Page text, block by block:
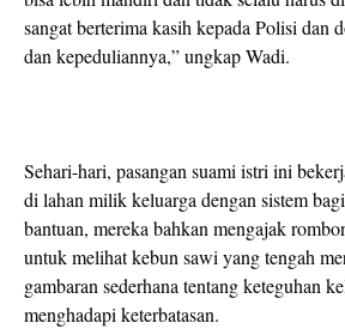
sangat berterima kasih kepada Polisi dan
dan kepeduliannya,” ungkap Wadi.
Sehari-hari, pasangan suami istri ini
di lahan milik keluarga dengan sistem
bantuan, mereka bahkan mengajak
untuk melihat kebun sawi yang tengah
gambaran sederhana tentang keteguhan
menghadapi keterbatasan.